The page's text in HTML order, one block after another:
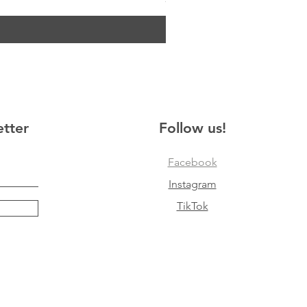
Follow us!
Facebook
Instagram
TikTok